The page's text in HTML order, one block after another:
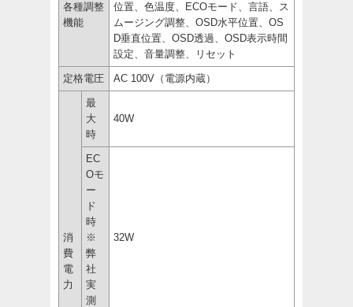
各種調整
機能
位置、色温度、ECOモード、言語、ス
ムージング調整、OSD水平位置、OS
D垂直位置、OSD透過、OSD表示時間
設定、音量調整、リセット
定格電圧 AC 100V（電源内蔵）
消
費
電
力
最
大
時
40W
EC
Oモ
ー
ド
時
※
弊
社
実
測
32W